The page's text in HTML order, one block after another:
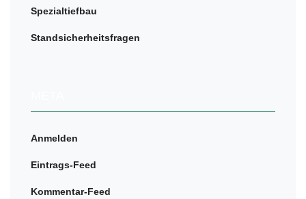
Spezialtiefbau
Standsicherheitsfragen
Anmelden
Eintrags-Feed
Kommentar-Feed